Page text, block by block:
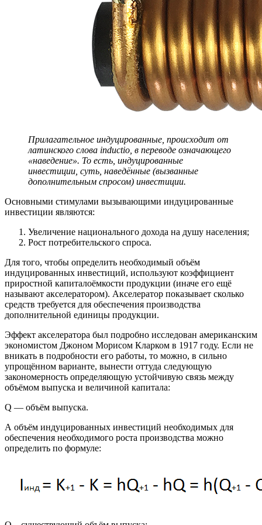
Прилагательное индуцированные, происходит от
латинского слова inductio, в переводе означающего
«наведение». То есть, индуцированные
инвестиции, суть, наведённые (вызванные
дополнительным спросом) инвестиции.
Основными стимулами вызывающими индуцированные
инвестиции являются:
Увеличение национального дохода на душу населения;
Рост потребительского спроса.
Для того, чтобы определить необходимый объём
индуцированных инвестиций, используют коэффициент
приростной капиталоёмкости продукции (иначе его ещё
называют акселератором). Акселератор показывает сколько
средств требуется для обеспечения производства
дополнительной единицы продукции.
Эффект акселератора был подробно исследован американским
экономистом Джоном Морисом Кларком в 1917 году. Если не
вникать в подробности его работы, то можно, в сильно
упрощённом варианте, вынести оттуда следующую
закономерность определяющую устойчивую связь между
объёмом выпуска и величиной капитала:
Q — объём выпуска.
А объём индуцированных инвестиций необходимых для
обеспечения необходимого роста производства можно
определить по формуле: